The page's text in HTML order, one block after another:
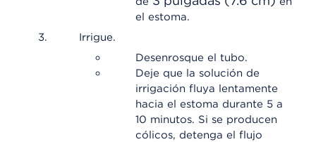
el estoma.
Irrigue.
Desenrosque el tubo.
Deje que la solución de
irrigación fluya lentamente
hacia el estoma durante 5 a
10 minutos. Si se producen
cólicos, detenga el flujo